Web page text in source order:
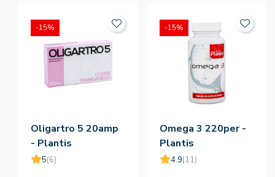
Oligartro 5 20amp
- Plantis
5(6)
-15%
Omega 3 220per -
Plantis
4.9(11)
-15%